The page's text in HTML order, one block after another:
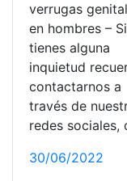
verrugas
en hombres – Si
tienes alguna
inquietud
contactarnos a
través de
redes sociales,
30/06/2022